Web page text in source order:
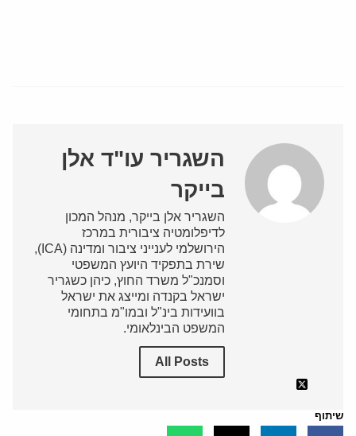
השגריר עו"ד אלן
בייקר
השגריר אלן בייקר, מנהל המכון
לדיפלומטיה ציבורית במרכז
הירושלמי לענייני ציבור ומדינה (ICA),
שירת בתפקיד היועץ המשפטי
וסמנכ"ל משרד החוץ, כיהן כשגריר
ישראל בקנדה ומייצג את ישראל
בוועידות בינ"ל ובמו"מ בתחומי
המשפט הבינלאומי.
All Posts
שיתוף